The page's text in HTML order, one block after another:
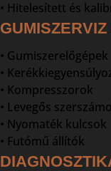
• Hitelesített és
• Gumiszerelőgépek
•
• Kompresszorok
• Levegős
• Nyomaték kulcsok
• Futómű állítók